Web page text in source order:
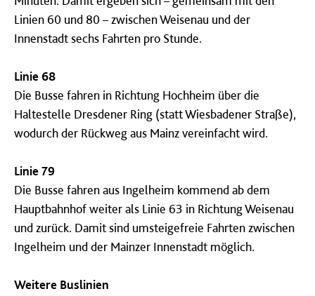
Linien 60 und 80 – zwischen Weisenau und der
Innenstadt sechs Fahrten pro Stunde.
Linie 68
Die Busse fahren in Richtung Hochheim über die
Haltestelle Dresdener Ring (statt Wiesbadener Straße),
wodurch der Rückweg aus Mainz vereinfacht wird.
Linie 79
Die Busse fahren aus Ingelheim kommend ab dem
Hauptbahnhof weiter als Linie 63 in Richtung Weisenau
und zurück. Damit sind umsteigefreie Fahrten zwischen
Ingelheim und der Mainzer Innenstadt möglich.
Weitere Buslinien